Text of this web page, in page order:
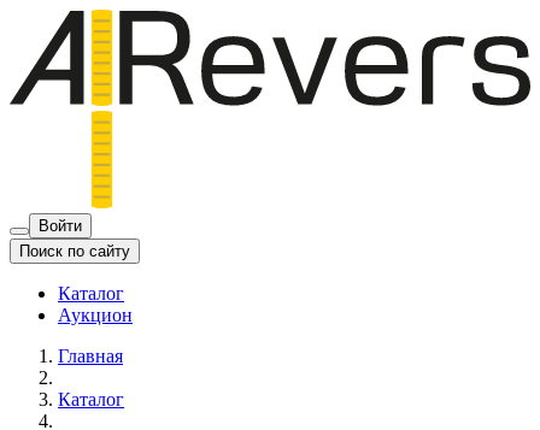
Войти
Поиск по сайту
Каталог
Аукцион
Главная
Каталог